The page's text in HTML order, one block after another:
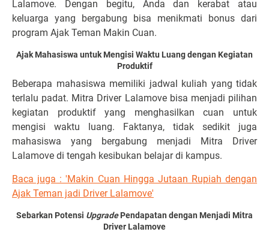
Lalamove. Dengan begitu, Anda dan kerabat atau
keluarga yang bergabung bisa menikmati bonus dari
program Ajak Teman Makin Cuan.
Ajak Mahasiswa untuk Mengisi Waktu Luang dengan Kegiatan
Produktif
Beberapa mahasiswa memiliki jadwal kuliah yang tidak
terlalu padat. Mitra Driver Lalamove bisa menjadi pilihan
kegiatan produktif yang menghasilkan cuan untuk
mengisi waktu luang. Faktanya, tidak sedikit juga
mahasiswa yang bergabung menjadi Mitra Driver
Lalamove di tengah kesibukan belajar di kampus.
Baca juga : 'Makin Cuan Hingga Jutaan Rupiah dengan
Ajak Teman jadi Driver Lalamove'
Sebarkan Potensi UpgradePendapatan dengan Menjadi Mitra
Driver Lalamove